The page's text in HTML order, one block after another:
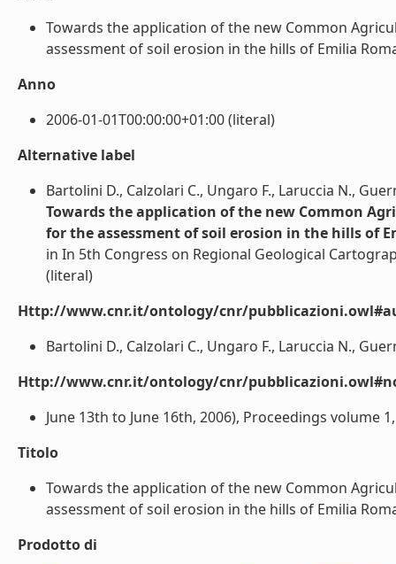
Towards the application of the new Common
assessment of soil erosion in the hills of Emilia
Anno
2006-01-01T00:00:00+01:00 (literal)
Alternative label
Bartolini D., Calzolari C., Ungaro F., Laruccia N.,
Towards the application of the new Common
for the assessment of soil erosion in the hills of
in In 5th Congress on Regional Geological
(literal)
Http://www.cnr.it/ontology/cnr/
Bartolini D., Calzolari C., Ungaro F., Laruccia N.,
Http://www.cnr.it/ontology/cnr/
June 13th to June 16th, 2006), Proceedings volume
Titolo
Towards the application of the new Common
assessment of soil erosion in the hills of Emilia
Prodotto di